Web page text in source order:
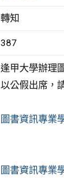
轉知
387
逢甲大學辦理
以公假出席，
圖書資訊專業
圖書資訊專業